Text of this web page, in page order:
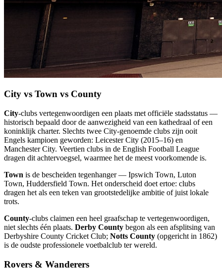
City vs Town vs County
City-clubs vertegenwoordigen een plaats met officiële stadsstatus —
historisch bepaald door de aanwezigheid van een kathedraal of een
koninklijk charter. Slechts twee City-genoemde clubs zijn ooit
Engels kampioen geworden: Leicester City (2015–16) en
Manchester City. Veertien clubs in de English Football League
dragen dit achtervoegsel, waarmee het de meest voorkomende is.
Town is de bescheiden tegenhanger — Ipswich Town, Luton
Town, Huddersfield Town. Het onderscheid doet ertoe: clubs
dragen het als een teken van grootstedelijke ambitie of juist lokale
trots.
County-clubs claimen een heel graafschap te vertegenwoordigen,
niet slechts één plaats. Derby County begon als een afsplitsing van
Derbyshire County Cricket Club; Notts County (opgericht in 1862)
is de oudste professionele voetbalclub ter wereld.
Rovers & Wanderers